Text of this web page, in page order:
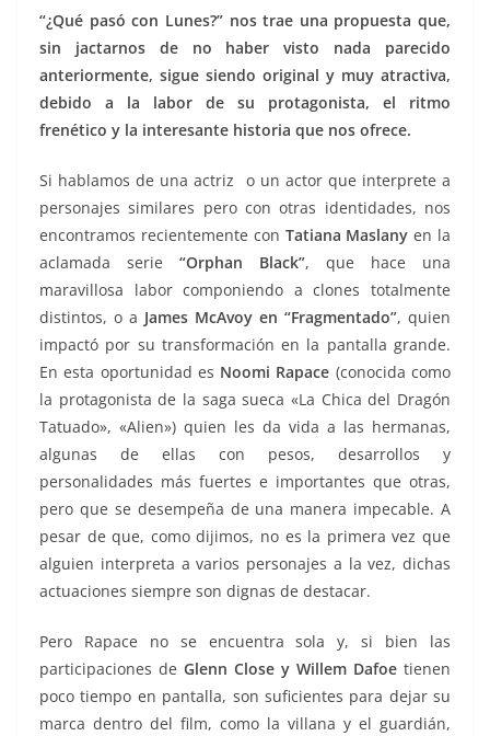
“¿Qué pasó con Lunes?” nos trae una propuesta que,
sin jactarnos de no haber visto nada parecido
anteriormente, sigue siendo original y muy atractiva,
debido a la labor de su protagonista, el ritmo
frenético y la interesante historia que nos ofrece.
Si hablamos de una actriz o un actor que interprete a
personajes similares pero con otras identidades, nos
encontramos recientemente con Tatiana Maslany en la
aclamada serie “Orphan Black”, que hace una
maravillosa labor componiendo a clones totalmente
distintos, o a James McAvoy en “Fragmentado”, quien
impactó por su transformación en la pantalla grande.
En esta oportunidad es Noomi Rapace (conocida como
la protagonista de la saga sueca «La Chica del Dragón
Tatuado», «Alien») quien les da vida a las hermanas,
algunas de ellas con pesos, desarrollos y
personalidades más fuertes e importantes que otras,
pero que se desempeña de una manera impecable. A
pesar de que, como dijimos, no es la primera vez que
alguien interpreta a varios personajes a la vez, dichas
actuaciones siempre son dignas de destacar.
Pero Rapace no se encuentra sola y, si bien las
participaciones de Glenn Close y Willem Dafoe tienen
poco tiempo en pantalla, son suficientes para dejar su
marca dentro del film, como la villana y el guardián,